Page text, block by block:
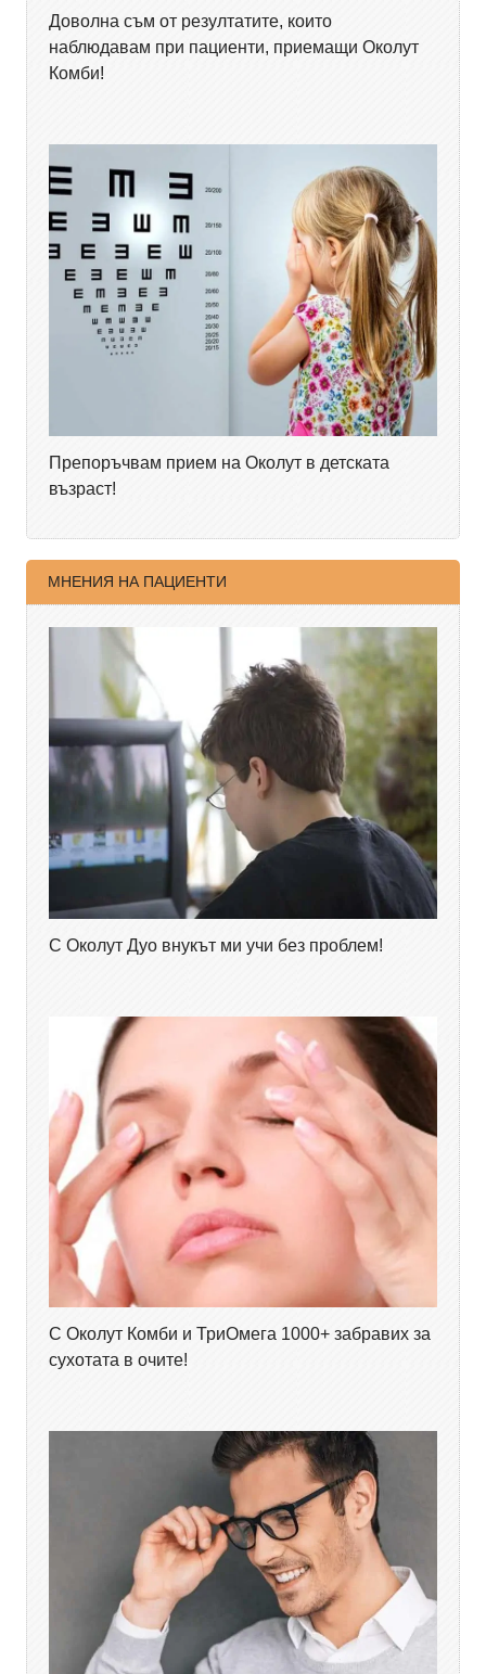
Доволна съм от резултатите, които
наблюдавам при пациенти, приемащи Околут
Комби!
Препоръчвам прием на Околут в детската
възраст!
МНЕНИЯ НА ПАЦИЕНТИ
С Околут Дуо внукът ми учи без проблем!
С Околут Комби и ТриОмега 1000+ забравих за
сухотата в очите!